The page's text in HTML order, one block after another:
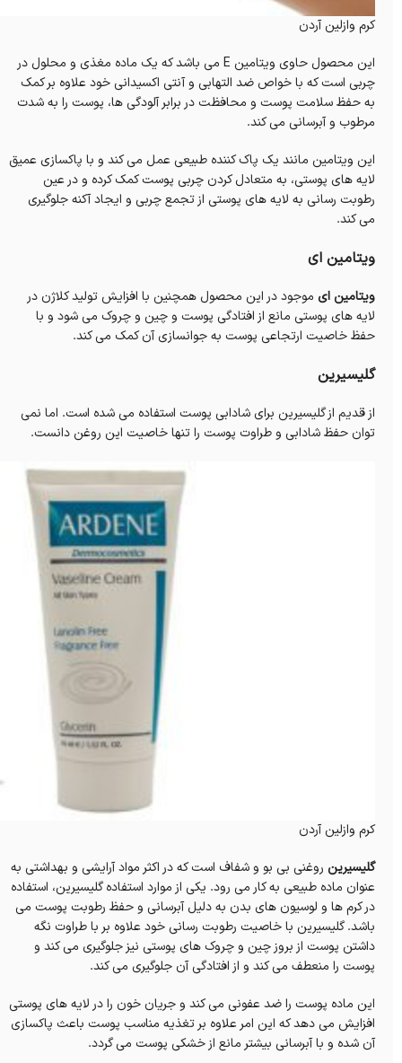
کرم وازلین آردن
این محصول حاوی ویتامین E می باشد که یک ماده مغذی و محلول در
چربی است که با خواص ضد التهابی و آنتی اکسیدانی خود علاوه بر کمک
به حفظ سلامت پوست و محافظت در برابر آلودگی ها، پوست را به شدت
مرطوب و آبرسانی می کند.
این ویتامین مانند یک پاک کننده طبیعی عمل می کند و با پاکسازی عمیق
لایه های پوستی، به متعادل کردن چربی پوست کمک کرده و در عین
رطوبت رسانی به لایه های پوستی از تجمع چربی و ایجاد آکنه جلوگیری
می کند.
ویتامین ای
ویتامین ای موجود در این محصول همچنین با افزایش تولید کلاژن در
لایه های پوستی مانع از افتادگی پوست و چین و چروک می شود و با
حفظ خاصیت ارتجاعی پوست به جوانسازی آن کمک می کند.
گلیسیرین
از قدیم از گلیسیرین برای شادابی پوست استفاده می شده است. اما نمی
توان حفظ شادابی و طراوت پوست را تنها خاصیت این روغن دانست.
کرم وازلین آردن
گلیسیرین روغنی بی بو و شفاف است که در اکثر مواد آرایشی و بهداشتی به
عنوان ماده طبیعی به کار می رود. یکی از موارد استفاده گلیسیرین، استفاده
در کرم ها و لوسیون های بدن به دلیل آبرسانی و حفظ رطوبت پوست می
باشد. گلیسیرین با خاصیت رطوبت رسانی خود علاوه بر با طراوت نگه
داشتن پوست از بروز چین و چروک های پوستی نیز جلوگیری می کند و
پوست را منعطف می کند و از افتادگی آن جلوگیری می کند.
این ماده پوست را ضد عفونی می کند و جریان خون را در لایه های پوستی
افزایش می دهد که این امر علاوه بر تغذیه مناسب پوست باعث پاکسازی
آن شده و با آبرسانی بیشتر مانع از خشکی پوست می گردد.